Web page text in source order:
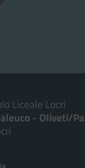
Liceale Locri
- Oliveti/